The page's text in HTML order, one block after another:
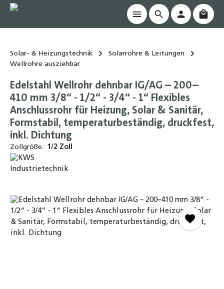
springen
Solar- & Heizungstechnik
Solarrohre & Leitungen
Wellrohre ausziehbar
Edelstahl Wellrohr dehnbar IG/AG – 200–
410 mm 3/8“ - 1/2“ - 3/4“ - 1“ Flexibles
Anschlussrohr für Heizung, Solar & Sanitär,
Formstabil, temperaturbeständig, druckfest,
inkl. Dichtung
Zollgröße.: 1/2 Zoll
Bildergalerie überspringen